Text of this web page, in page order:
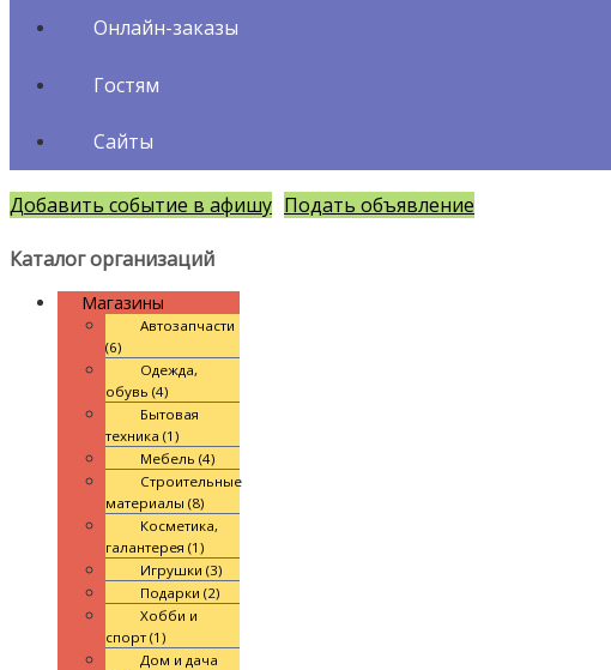
Онлайн-заказы
Гостям
Сайты
Добавить событие в афишу Подать объявление
Каталог организаций
Магазины
Автозапчасти
(6)
Одежда,
обувь (4)
Бытовая
техника (1)
Мебель (4)
Строительные
материалы (8)
Косметика,
галантерея (1)
Игрушки (3)
Подарки (2)
Хобби и
спорт (1)
Дом и дача